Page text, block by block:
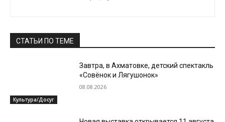
СТАТЬИ ПО ТЕМЕ
Культура/Досуг
Завтра, в Ахматовке, детский спектакль
«Совёнок и Лягушонок»
08.08.2026